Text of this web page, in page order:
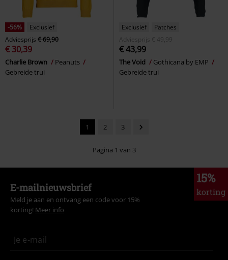
-56%
Exclusief
Adviesprijs € 69,90
€ 30,39
Charlie Brown
Peanuts
Gebreide trui
Exclusief
Patches
Adviesprijs
€ 49,99
€ 43,99
The Void
Gothicana by EMP
Gebreide trui
1 2 3
Pagina 1 van 3
15%
korting
E-mailnieuwsbrief
Meld je aan en ontvang een code voor 15%
korting! Meer info